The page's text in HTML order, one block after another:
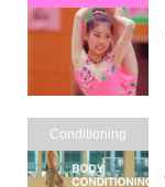
体操
Conditioning